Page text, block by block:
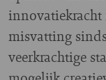
misvatting
veerkrachtige